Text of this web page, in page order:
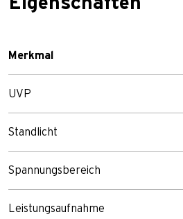
Merkmal
UVP
Standlicht
Spannungsbereich
Leistungsaufnahme